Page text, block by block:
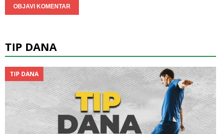
TIP DANA
TIP DANA